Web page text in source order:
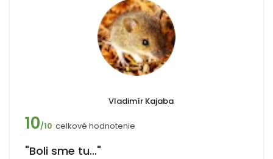
Vladimír Kajaba
10/10 celkové hodnotenie
"Boli sme tu..."